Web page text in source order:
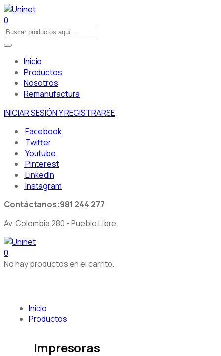
0
Inicio
Productos
Nosotros
Remanufactura
INICIAR SESIÓN Y REGISTRARSE
Facebook
Twitter
Youtube
Pinterest
LinkedIn
Instagram
Contáctanos:981 244 277
Av. Colombia 280 - Pueblo Libre.
0
No hay productos en el carrito.
Inicio
Productos
Impresoras